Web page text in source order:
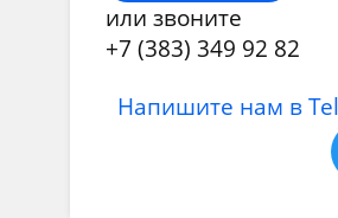
или звоните
+7 (383) 349 92 82
Напишите нам в